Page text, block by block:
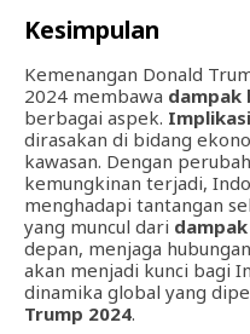
Kesimpulan
Kemenangan Donald
2024 membawa dampak
berbagai aspek.
dirasakan di bidang
kawasan. Dengan
kemungkinan terjadi,
menghadapi tantangan
yang muncul dari
depan, menjaga
akan menjadi kunci bagi
dinamika global yang
Trump 2024.